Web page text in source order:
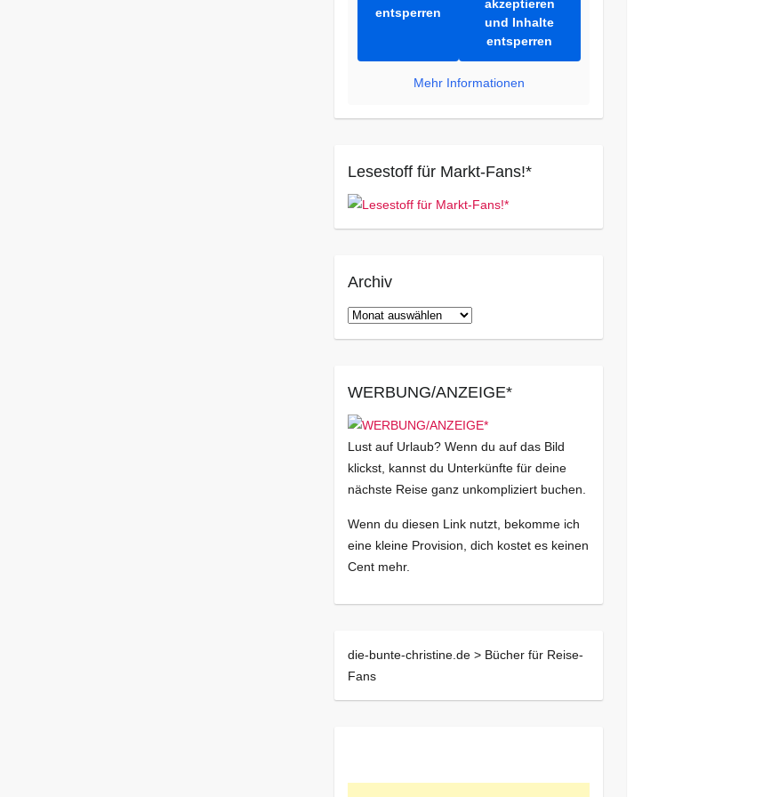
entsperren
akzeptieren
und Inhalte
entsperren
Mehr Informationen
Lesestoff für Markt-Fans!*
Archiv
Archiv
WERBUNG/ANZEIGE*
Lust auf Urlaub? Wenn du auf das Bild
klickst, kannst du Unterkünfte für deine
nächste Reise ganz unkompliziert buchen.
Wenn du diesen Link nutzt, bekomme ich
eine kleine Provision, dich kostet es keinen
Cent mehr.
die-bunte-christine.de > Bücher für Reise-
Fans